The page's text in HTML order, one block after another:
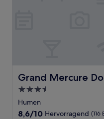
Grand Mercure
Grand Mercure
3.5-
Sterne-
Unterkunft
Humen
8.6
8,6/10 Hervorragend